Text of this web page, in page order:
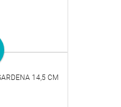
14,5 СМ